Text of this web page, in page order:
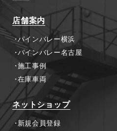
店舗案内
パインバレー横浜
パインバレー名古屋
施工事例
在庫車両
ネットショップ
新規会員登録